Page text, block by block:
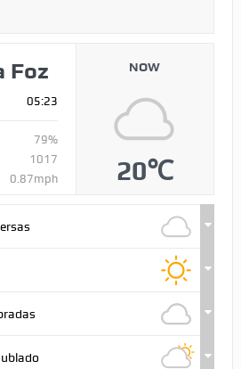
Foz
05:23
79%
1017
0.87mph
NOW
20℃